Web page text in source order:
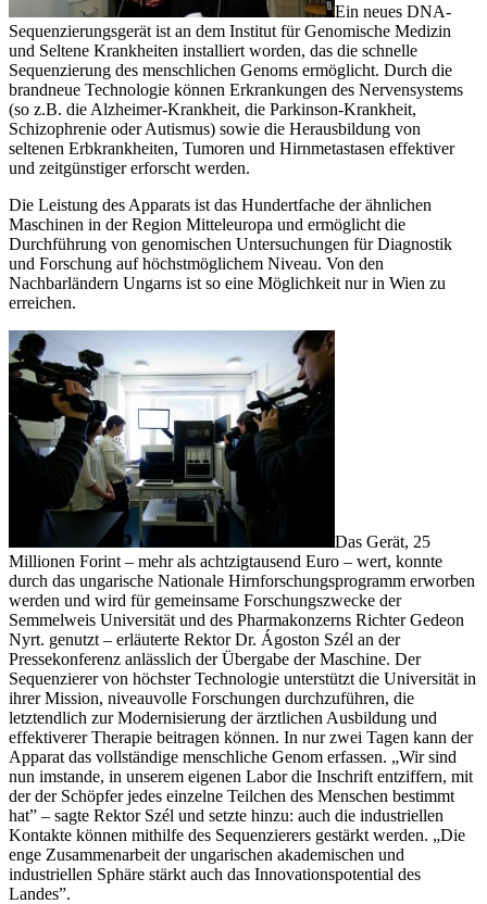
Ein neues DNA-
Sequenzierungsgerät ist an dem Institut für Genomische Medizin
und Seltene Krankheiten installiert worden, das die schnelle
Sequenzierung des menschlichen Genoms ermöglicht. Durch die
brandneue Technologie können Erkrankungen des Nervensystems
(so z.B. die Alzheimer-Krankheit, die Parkinson-Krankheit,
Schizophrenie oder Autismus) sowie die Herausbildung von
seltenen Erbkrankheiten, Tumoren und Hirnmetastasen effektiver
und zeitgünstiger erforscht werden.
Die Leistung des Apparats ist das Hundertfache der ähnlichen
Maschinen in der Region Mitteleuropa und ermöglicht die
Durchführung von genomischen Untersuchungen für Diagnostik
und Forschung auf höchstmöglichem Niveau. Von den
Nachbarländern Ungarns ist so eine Möglichkeit nur in Wien zu
erreichen.
Das Gerät, 25
Millionen Forint – mehr als achtzigtausend Euro – wert, konnte
durch das ungarische Nationale Hirnforschungsprogramm erworben
werden und wird für gemeinsame Forschungszwecke der
Semmelweis Universität und des Pharmakonzerns Richter Gedeon
Nyrt. genutzt – erläuterte Rektor Dr. Ágoston Szél an der
Pressekonferenz anlässlich der Übergabe der Maschine. Der
Sequenzierer von höchster Technologie unterstützt die Universität in
ihrer Mission, niveauvolle Forschungen durchzuführen, die
letztendlich zur Modernisierung der ärztlichen Ausbildung und
effektiverer Therapie beitragen können. In nur zwei Tagen kann der
Apparat das vollständige menschliche Genom erfassen. „Wir sind
nun imstande, in unserem eigenen Labor die Inschrift entziffern, mit
der der Schöpfer jedes einzelne Teilchen des Menschen bestimmt
hat” – sagte Rektor Szél und setzte hinzu: auch die industriellen
Kontakte können mithilfe des Sequenzierers gestärkt werden. „Die
enge Zusammenarbeit der ungarischen akademischen und
industriellen Sphäre stärkt auch das Innovationspotential des
Landes”.